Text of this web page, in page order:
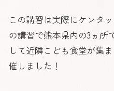
この講習は実際にケンタ
の講習で熊本県内の3ヵ所
して近隣こども食堂が集
催しました！